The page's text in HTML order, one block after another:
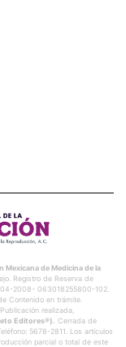
Mexicana de Medicina de la
Registro de Reserva de
04-2008- 063018255800-102.
Contenido en trámite.
realizada,
Editores®). Cerrada de
5678-2811. Los artículos
parcial o total de este